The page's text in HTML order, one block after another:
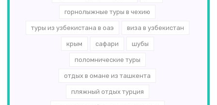
горнолыжные туры в чехию
туры из узбекистана в оаэ виза в узбекистан
крым сафари шубы
поломнические туры
отдых в омане из ташкента
пляжный отдых турция